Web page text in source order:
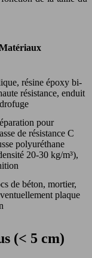
résine époxy bi-
résistance, enduit
pour
de résistance C
polyuréthane
20-30 kg/m³),
de béton, mortier,
plaque
(< 5 cm)